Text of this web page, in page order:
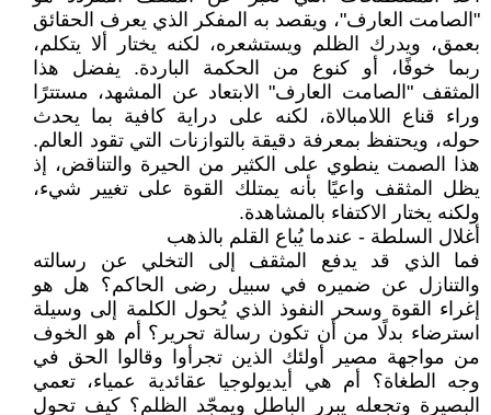
"الصامت العارف"، ويقصد به المفكر الذي يعرف الحقائق
بعمق، ويدرك الظلم ويستشعره، لكنه يختار ألا يتكلم،
ربما خوفًا، أو كنوع من الحكمة الباردة. يفضل هذا
المثقف "الصامت العارف" الابتعاد عن المشهد، مستترًا
وراء قناع اللامبالاة، لكنه على دراية كافية بما يحدث
حوله، ويحتفظ بمعرفة دقيقة بالتوازنات التي تقود العالم.
هذا الصمت ينطوي على الكثير من الحيرة والتناقض، إذ
يظل المثقف واعيًا بأنه يمتلك القوة على تغيير شيء،
ولكنه يختار الاكتفاء بالمشاهدة.
أغلال السلطة - عندما يُباع القلم بالذهب
فما الذي قد يدفع المثقف إلى التخلي عن رسالته
والتنازل عن ضميره في سبيل رضى الحاكم؟ هل هو
إغراء القوة وسحر النفوذ الذي يُحول الكلمة إلى وسيلة
استرضاء بدلًا من أن تكون رسالة تحرير؟ أم هو الخوف
من مواجهة مصير أولئك الذين تجرأوا وقالوا الحق في
وجه الطغاة؟ أم هي أيديولوجيا عقائدية عمياء، تعمي
البصيرة وتجعله يبرر الباطل ويمجّد الظلم؟ كيف تحول